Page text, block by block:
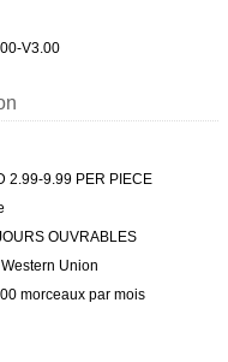
V3.00
2.99-9.99 PER PIECE
OUVRABLES
Western Union
morceaux par mois